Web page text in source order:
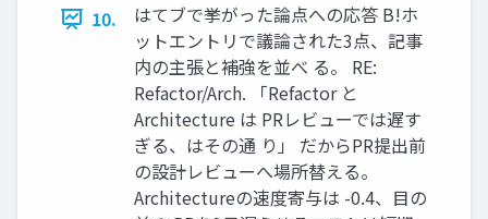
10.
はてブで挙がった論点への応答 B!ホ
ットエントリで議論された3点、記事
内の主張と補強を並べ る。 RE:
Refactor/Arch. 「Refactor と
Architecture は PRレビューでは遅す
ぎる、はその通 り」 だからPR提出前
の設計レビューへ場所替える。
Architectureの速度寄与は -0.4、目の